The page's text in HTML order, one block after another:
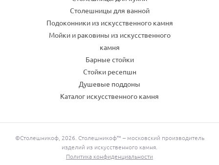
Столешницы для ванной
Подоконники из искусственного камня
Мойки и раковины из искусственного
камня
Барные стойки
Стойки ресепшн
Душевые поддоны
Каталог искусственного камня
©Столешникоф, 2026. Столешникоф™ – московский производитель
изделий из искусственного камня.
Политика конфиденциальности